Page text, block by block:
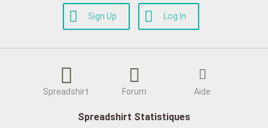
Sign Up Log In
Spreadshirt Forum Aide
Spreadshirt Statistiques